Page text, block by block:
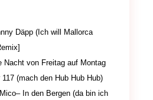
Däpp (Ich will Mallorca
Nacht von Freitag auf Montag
(mach den Hub Hub Hub)
In den Bergen (da bin ich